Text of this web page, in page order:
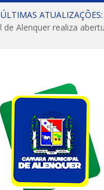
ÚLTIMAS ATUALIZAÇÕES: